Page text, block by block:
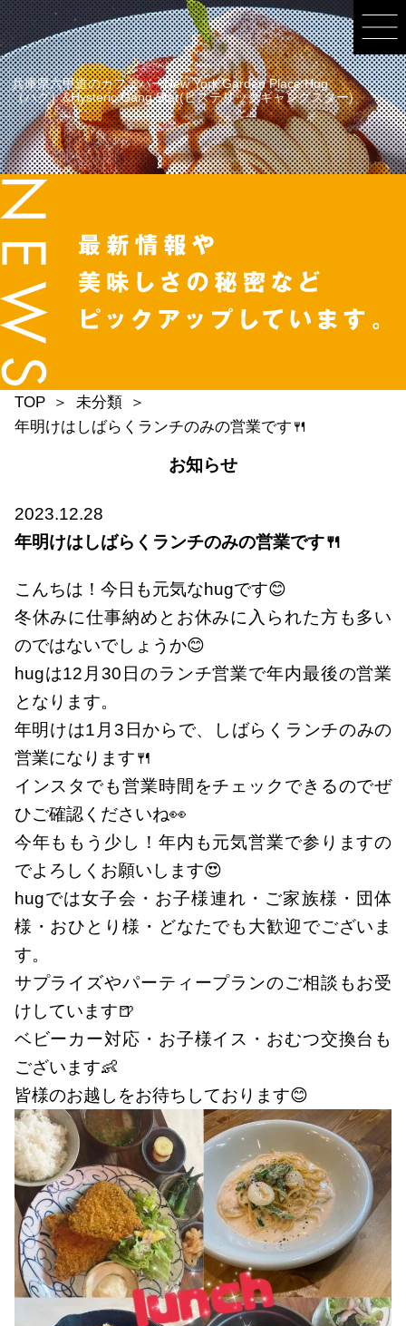
兵庫県六甲道のカフェバーNew York Garden Place Hug
（ハグ）&Hysteric Gang Star(ヒステリックギャングスター)
TOP
未分類
年明けはしばらくランチのみの営業です🍴
お知らせ
2023.12.28
年明けはしばらくランチのみの営業です🍴
こんちは！今日も元気なhugです😊
冬休みに仕事納めとお休みに入られた方も多い
のではないでしょうか😊
hugは12月30日のランチ営業で年内最後の営業
となります。
年明けは1月3日からで、しばらくランチのみの
営業になります🍴
インスタでも営業時間をチェックできるのでぜ
ひご確認くださいね👀
今年ももう少し！年内も元気営業で参りますの
でよろしくお願いします😍
hugでは女子会・お子様連れ・ご家族様・団体
様・おひとり様・どなたでも大歓迎でございま
す。
サプライズやパーティープランのご相談もお受
けしています🍺
ベビーカー対応・お子様イス・おむつ交換台も
ございます👶
皆様のお越しをお待ちしております😊